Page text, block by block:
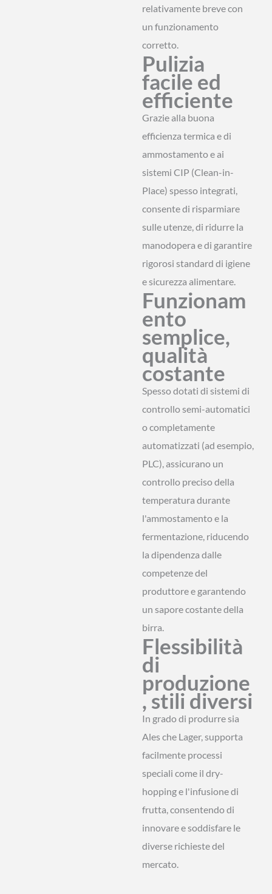
relativamente breve con
un funzionamento
corretto.
Pulizia
facile ed
efficiente
Grazie alla buona
efficienza termica e di
ammostamento e ai
sistemi CIP (Clean-in-
Place) spesso integrati,
consente di risparmiare
sulle utenze, di ridurre la
manodopera e di garantire
rigorosi standard di igiene
e sicurezza alimentare.
Funzionam
ento
semplice,
qualità
costante
Spesso dotati di sistemi di
controllo semi-automatici
o completamente
automatizzati (ad esempio,
PLC), assicurano un
controllo preciso della
temperatura durante
l'ammostamento e la
fermentazione, riducendo
la dipendenza dalle
competenze del
produttore e garantendo
un sapore costante della
birra.
Flessibilità
di
produzione
, stili diversi
In grado di produrre sia
Ales che Lager, supporta
facilmente processi
speciali come il dry-
hopping e l'infusione di
frutta, consentendo di
innovare e soddisfare le
diverse richieste del
mercato.